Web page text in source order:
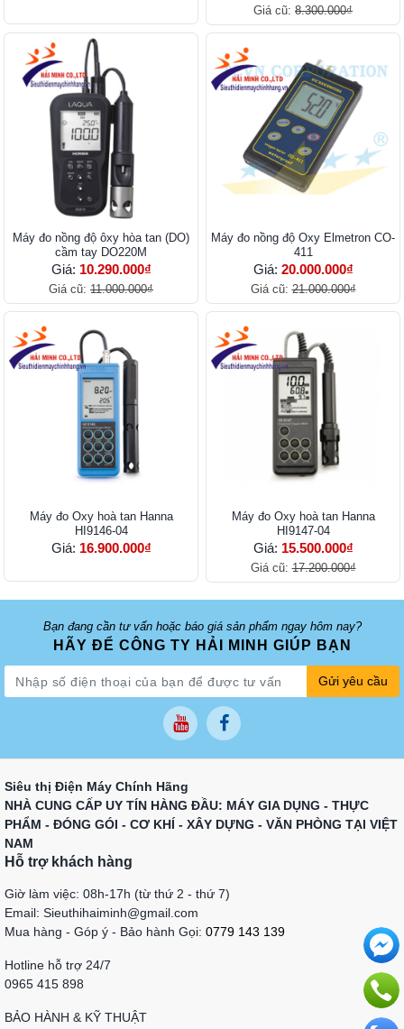
Giá cũ: 8.300.000₫
Máy đo nồng độ ôxy hòa tan (DO)
cầm tay DO220M
Giá: 10.290.000₫
Giá cũ: 11.000.000₫
Máy đo nồng độ Oxy Elmetron CO-
411
Giá: 20.000.000₫
Giá cũ:21.000.000₫
Máy đo Oxy hoà tan Hanna
HI9146-04
Giá: 16.900.000₫
Máy đo Oxy hoà tan Hanna
HI9147-04
Giá: 15.500.000₫
Giá cũ:17.200.000₫
Bạn đang cần tư vấn hoặc báo giá sản phẩm ngay hôm nay?
HÃY ĐỂ CÔNG TY HẢI MINH GIÚP BẠN
Gửi yêu cầu
Siêu thị Điện Máy Chính Hãng
NHÀ CUNG CẤP UY TÍN HÀNG ĐẦU: MÁY GIA DỤNG - THỰC
PHẨM - ĐÓNG GÓI - CƠ KHÍ - XÂY DỰNG - VĂN PHÒNG TẠI VIỆT
NAM
Hỗ trợ khách hàng
Giờ làm việc: 08h-17h (từ thứ 2 - thứ 7)
Email: Sieuthihaiminh@gmail.com
Mua hàng - Góp ý - Bảo hành Gọi: 0779 143 139
Hotline hỗ trợ 24/7
0965 415 898
BẢO HÀNH & KỸ THUẬT